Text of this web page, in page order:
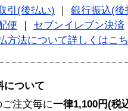
引(後払い)
銀行振込(後
便
セブンイレブン決済
方法について詳しくはこ
について
ご注文毎に一律1,100円(税